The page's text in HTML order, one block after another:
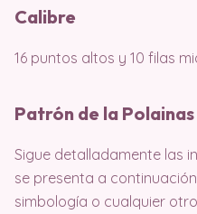
Calibre
16 puntos altos y 10 filas
Patrón de la
Sigue detalladamente las
se presenta a
simbología o cualquier